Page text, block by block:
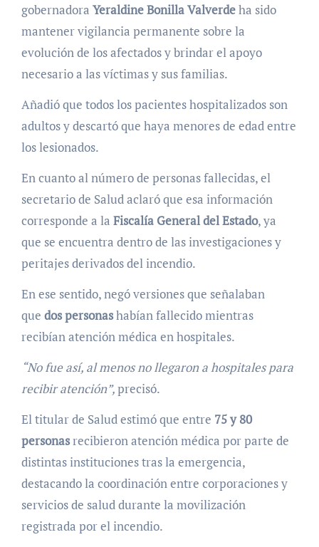
gobernadora Yeraldine Bonilla Valverdeha sido
mantener vigilancia permanente sobre la
evolución de los afectados y brindar el apoyo
necesario a las víctimas y sus familias.
Añadió que todos los pacientes hospitalizados son
adultos y descartó que haya menores de edad entre
los lesionados.
En cuanto al número de personas fallecidas, el
secretario de Salud aclaró que esa información
corresponde a la Fiscalía General del Estado, ya
que se encuentra dentro de las investigaciones y
peritajes derivados del incendio.
En ese sentido, negó versiones que señalaban
que dos personashabían fallecido mientras
recibían atención médica en hospitales.
“No fue así, al menos no llegaron a hospitales para
recibir atención”,precisó.
El titular de Salud estimó que entre 75 y 80
personasrecibieron atención médica por parte de
distintas instituciones tras la emergencia,
destacando la coordinación entre corporaciones y
servicios de salud durante la movilización
registrada por el incendio.